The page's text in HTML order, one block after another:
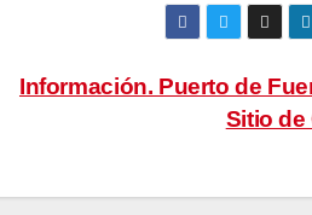
Información. Puerto de
Sitio de